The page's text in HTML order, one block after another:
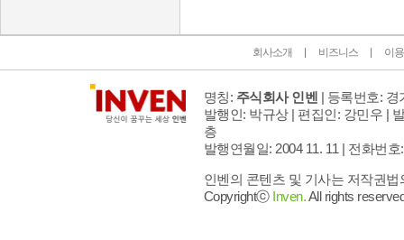
회사소개 비즈니스 이
명칭: 주식회사 인벤 | 등록번호: 경
발행인: 박규상 | 편집인: 강민우 |
층
발행연월일: 2004 11. 11 | 전화번호
인벤의 콘텐츠 및 기사는 저작권
Copyrightⓒ Inven.All rights